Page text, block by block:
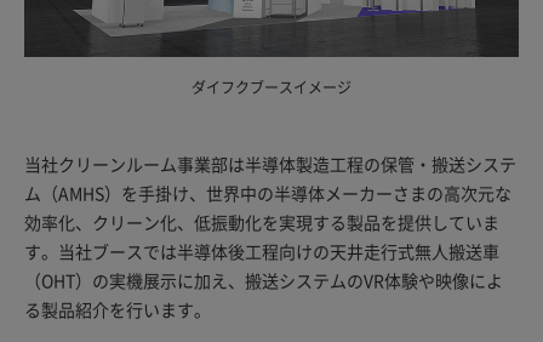
ダイフクブースイメージ
当社クリーンルーム事業部は半導体製造工程の保管・搬送システ
ム（AMHS）を手掛け、世界中の半導体メーカーさまの高次元な
効率化、クリーン化、低振動化を実現する製品を提供していま
す。当社ブースでは半導体後工程向けの天井走行式無人搬送車
（OHT）の実機展示に加え、搬送システムのVR体験や映像によ
る製品紹介を行います。